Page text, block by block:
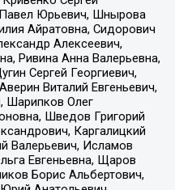
Юрьевич, Шнырова
Айратовна, Сидорович
Алексеевич,
Ривина Анна Валерьевна,
Сергей Георгиевич,
Виталий Евгеньевич,
Шарипков Олег
Шведов Григорий
Каргалицкий
Валерьевич, Исламов
Евгеньевна, Щаров
Борис Альбертович,